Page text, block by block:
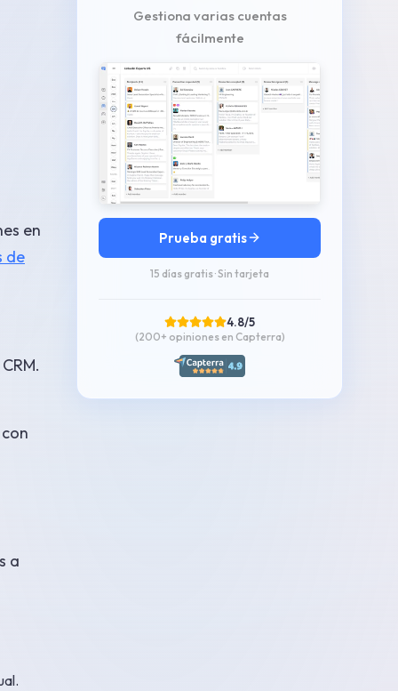
en
de
a
Gestiona varias cuentas
fácilmente
Prueba gratis
15 días gratis · Sin tarjeta
4.8/5
(200+ opiniones en Capterra)